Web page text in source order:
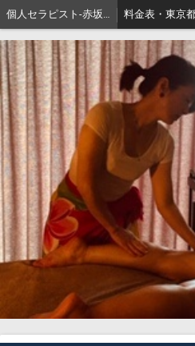
個人セラピスト-赤坂､出張リンパマッサージはアロマセジュール東京
セジュールオーナーセラピスト健康ブログ